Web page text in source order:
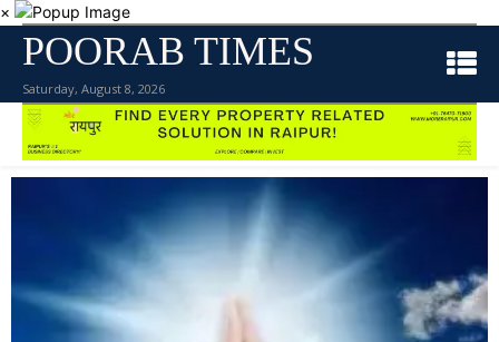
×
POORAB TIMES
Saturday, August 8, 2026